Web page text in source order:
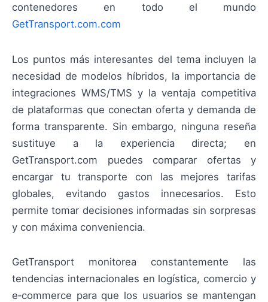
contenedores en todo el mundo
GetTransport.com.com
Los puntos más interesantes del tema incluyen la
necesidad de modelos híbridos, la importancia de
integraciones WMS/TMS y la ventaja competitiva
de plataformas que conectan oferta y demanda de
forma transparente. Sin embargo, ninguna reseña
sustituye a la experiencia directa; en
GetTransport.com puedes comparar ofertas y
encargar tu transporte con las mejores tarifas
globales, evitando gastos innecesarios. Esto
permite tomar decisiones informadas sin sorpresas
y con máxima conveniencia.
GetTransport monitorea constantemente las
tendencias internacionales en logística, comercio y
e‑commerce para que los usuarios se mantengan